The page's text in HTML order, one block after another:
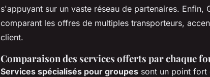
s'appuyant sur un vaste réseau de partenaires.
comparant les offres de multiples transporteurs,
client.
Comparaison des services offerts par chaque
Services spécialisés pour groupes sont un point fort